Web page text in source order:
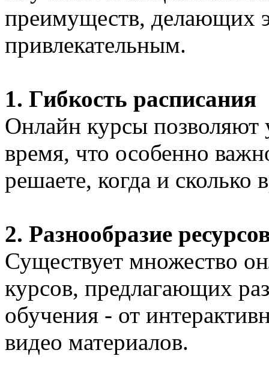
преимуществ, делающих
привлекательным.
1. Гибкость расписания
Онлайн курсы позволяют
время, что особенно
решаете, когда и сколько
2. Разнообразие
Существует множество
курсов, предлагающих
обучения - от
видео материалов.